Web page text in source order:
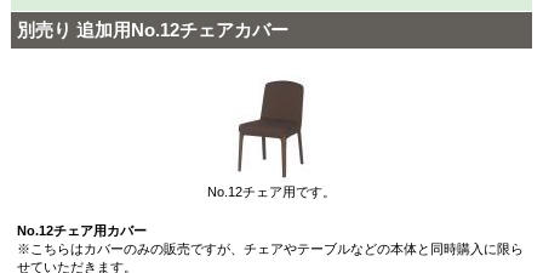
別売り 追加用No.12チェアカバー
No.12チェア用です。
No.12チェア用カバー
※こちらはカバーのみの販売ですが、チェアやテーブルなどの本体と同時購入に限ら
せていただきます。